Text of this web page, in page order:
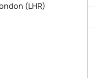
(LHR)